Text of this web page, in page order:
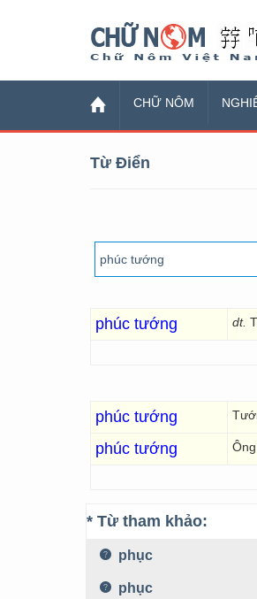
CHỮ NÔM
Từ Điển
phúc tướng dt.
phúc tướng
phúc tướng
* Từ tham khảo:
phục
phục